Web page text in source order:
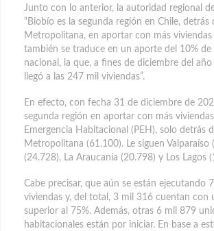
Junto con lo anterior, la autoridad regional
“Biobío es la segunda región en Chile, detrás
Metropolitana, en aportar con más viviendas
también se traduce en un aporte del 10% de
nacional, la que, a fines de diciembre del
llegó a las 247 mil viviendas”.
En efecto, con fecha 31 de diciembre de
segunda región en aportar con más
Emergencia Habitacional (PEH), solo detrás
Metropolitana (61.100). Le siguen Valparaíso
(24.728), La Araucanía (20.798) y Los Lagos
Cabe precisar, que aún se están ejecutando
viviendas y, del total, 3 mil 316 cuentan con
superior al 75%. Además, otras 6 mil 879
habitacionales están por iniciar. En base a